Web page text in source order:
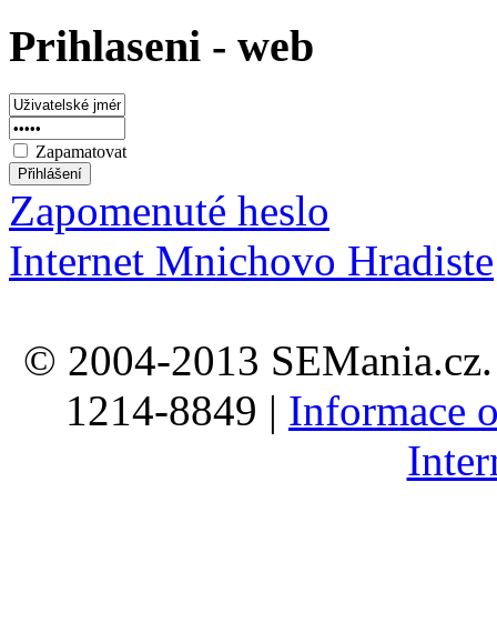
Prihlaseni - web
Zapamatovat
Zapomenuté heslo
Internet Mnichovo Hradiste
© 2004-2013
1214-8849 | Informace